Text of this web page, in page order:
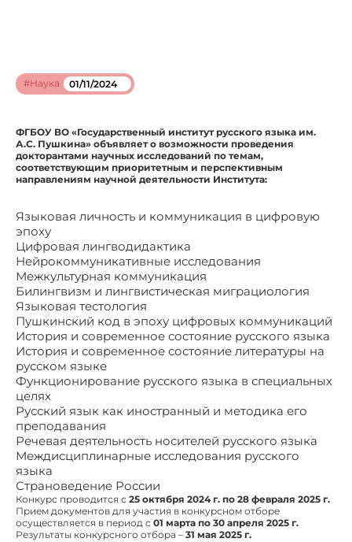
#Наука 01/11/2024
ФГБОУ ВО «Государственный институт русского языка им.
А.С. Пушкина» объявляет о возможности проведения
докторантами научных исследований по темам,
соответствующим приоритетным и перспективным
направлениям научной деятельности Института:
Языковая личность и коммуникация в цифровую
эпоху
Цифровая лингводидактика
Нейрокоммуникативные исследования
Межкультурная коммуникация
Билингвизм и лингвистическая миграциология
Языковая тестология
Пушкинский код в эпоху цифровых коммуникаций
История и современное состояние русского языка
История и современное состояние литературы на
русском языке
Функционирование русского языка в специальных
целях
Русский язык как иностранный и методика его
преподавания
Речевая деятельность носителей русского языка
Междисциплинарные исследования русского
языка
Страноведение России
Конкурс проводится с 25 октября 2024 г. по 28 февраля 2025 г.
Прием документов для участия в конкурсном отборе
осуществляется в период с 01 марта по 30 апреля 2025 г.
Результаты конкурсного отбора – 31 мая 2025 г.